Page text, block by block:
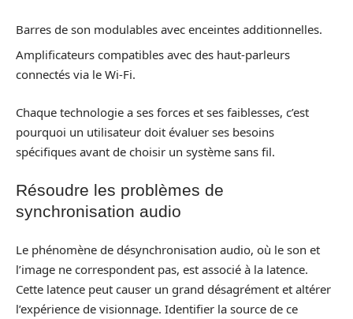
Barres de son modulables avec enceintes additionnelles.
Amplificateurs compatibles avec des haut-parleurs
connectés via le Wi-Fi.
Chaque technologie a ses forces et ses faiblesses, c’est
pourquoi un utilisateur doit évaluer ses besoins
spécifiques avant de choisir un système sans fil.
Résoudre les problèmes de
synchronisation audio
Le phénomène de désynchronisation audio, où le son et
l’image ne correspondent pas, est associé à la latence.
Cette latence peut causer un grand désagrément et altérer
l’expérience de visionnage. Identifier la source de ce